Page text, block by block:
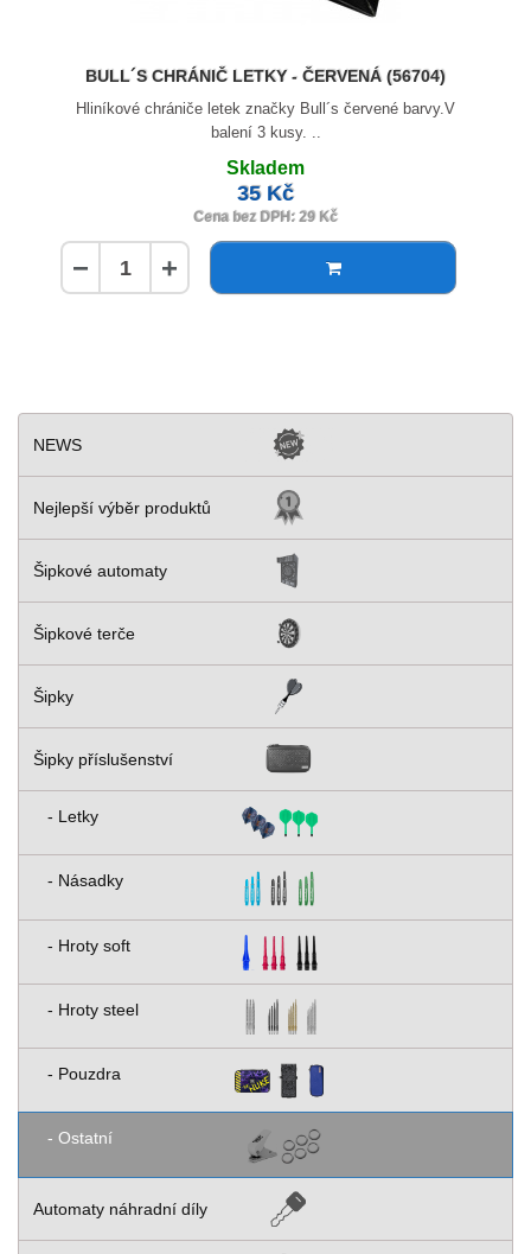
BULL´S CHRÁNIČ LETKY - ČERVENÁ (56704)
Hliníkové chrániče letek značky Bull´s červené barvy.V
balení 3 kusy. ..
Skladem
35 Kč
Cena bez DPH: 29 Kč
− +
NEWS
Nejlepší výběr produktů
Šipkové automaty
Šipkové terče
Šipky
Šipky příslušenství
- Letky
- Násadky
- Hroty soft
- Hroty steel
- Pouzdra
- Ostatní
Automaty náhradní díly